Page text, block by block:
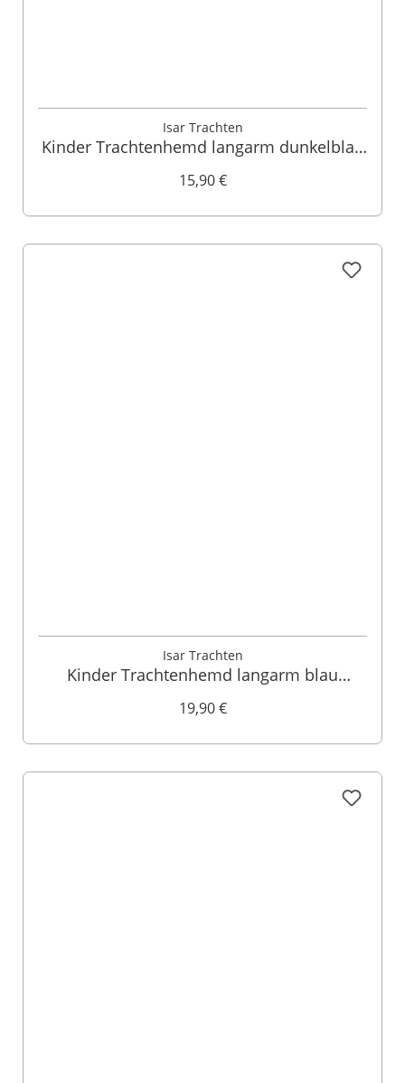
Isar Trachten
Kinder Trachtenhemd langarm dunkelblau
15,90 €
Isar Trachten
Kinder Trachtenhemd langarm blau
19,90 €